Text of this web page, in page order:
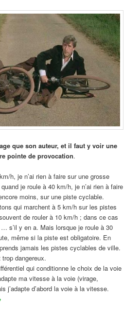
que son auteur, et il faut y voir une
pointe de provocation.
h, je n’ai rien à faire sur une grosse
je roule à 40 km/h, je n’ai rien à faire
moins, sur une piste cyclable.
qui marchent à 5 km/h sur les pistes
de rouler à 10 km/h ; dans ce cas
s’il y en a. Mais lorsque je roule à 30
même si la piste est obligatoire. En
jamais les pistes cyclables de ville.
dangereux.
qui conditionne le choix de la voie
ma vitesse à la voie (virage,
j’adapte d’abord la voie à la vitesse.